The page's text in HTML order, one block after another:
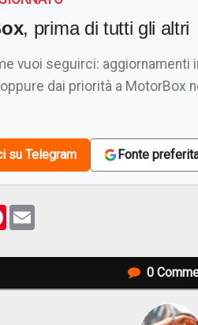
, prima di tutti gli altri
vuoi seguirci: aggiornamenti
dai priorità a MotorBox
su Telegram Fonte
Pinterest
0